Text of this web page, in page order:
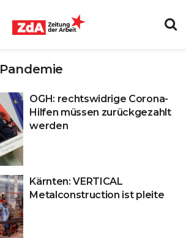
Pandemie
OGH: rechtswidrige Corona-
Hilfen müssen zurückgezahlt
werden
Kärnten: VERTICAL
Metalconstruction ist pleite